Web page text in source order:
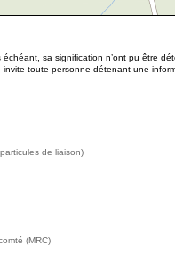
sa signification n’ont pu être
invite toute personne détenant une
de liaison)
(MRC)